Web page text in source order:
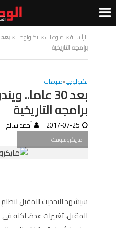
الرئيسية» منوعات»تكنولوجيا»
برامجه التاريخية
تكنولوجيا•منوعات
بعد 30
برامجه التاريخية
2017-07-25 أحمد سالم
مايكروسوفت
المقبل، تغييرات عدة،